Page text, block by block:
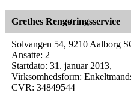
Grethes Rengøringsservice
Solvangen 54, 9210 Aalborg
Ansatte: 2
Startdato: 31. januar 2013,
Virksomhedsform:
CVR: 34849544